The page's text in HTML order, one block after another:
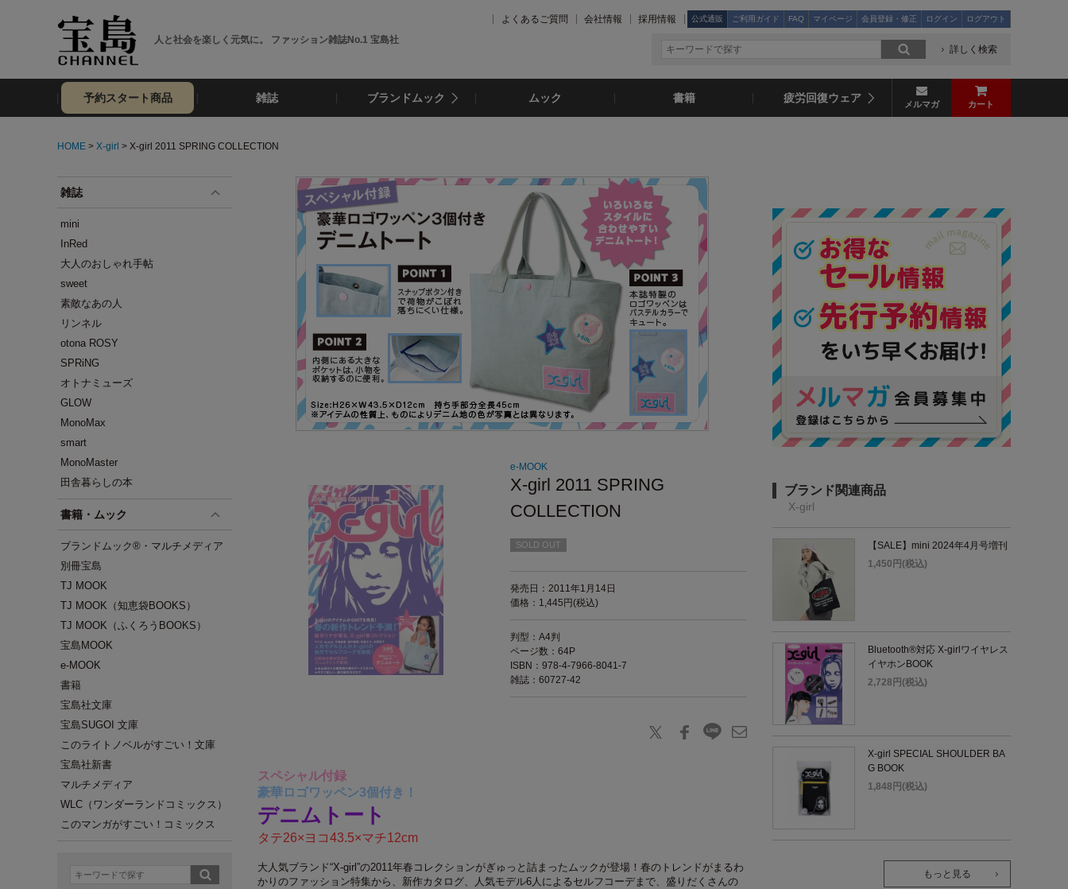
人と社会を楽しく元気に。 ファッション雑誌No.1 宝島社
よくあるご質問 会社情報 採用情報 公式通販 ご利用ガイド FAQ マイページ 会員登録・修正 ログイン ログアウト
詳しく検索
予約スタート商品 雑誌 ブランドムック ムック 書籍 疲労回復ウェア メルマガ カート
HOME > X-girl > X-girl 2011 SPRING COLLECTION
雑誌
mini
InRed
大人のおしゃれ手帖
sweet
素敵なあの人
リンネル
otona ROSY
SPRiNG
オトナミューズ
GLOW
MonoMax
smart
MonoMaster
田舎暮らしの本
書籍・ムック
ブランドムック®・マルチメディア
別冊宝島
TJ MOOK
TJ MOOK（知恵袋BOOKS）
TJ MOOK（ふくろうBOOKS）
宝島MOOK
e-MOOK
書籍
宝島社文庫
宝島SUGOI 文庫
このライトノベルがすごい！文庫
宝島社新書
マルチメディア
WLC（ワンダーランドコミックス）
このマンガがすごい！コミックス
e-MOOK
X-girl 2011 SPRING
COLLECTION
SOLD OUT
発売日：2011年1月14日
価格：1,445円(税込)
判型：A4判
ページ数：64P
ISBN：978-4-7966-8041-7
雑誌：60727-42
スペシャル付録
豪華ロゴワッペン3個付き！
デニムトート
タテ26×ヨコ43.5×マチ12cm
大人気ブランド“X-girl”の2011年春コレクションがぎゅっと詰まったムックが登場！春のトレンドがまるわ
かりのファッション特集から、新作カタログ、人気モデル6人によるセルフコーデまで、盛りだくさんの
ブランド関連商品
X-girl
【SALE】mini 2024年4月号増刊
1,450円(税込)
Bluetooth®対応 X-girlワイヤレス
イヤホンBOOK
2,728円(税込)
X-girl SPECIAL SHOULDER BA
G BOOK
1,848円(税込)
もっと見る